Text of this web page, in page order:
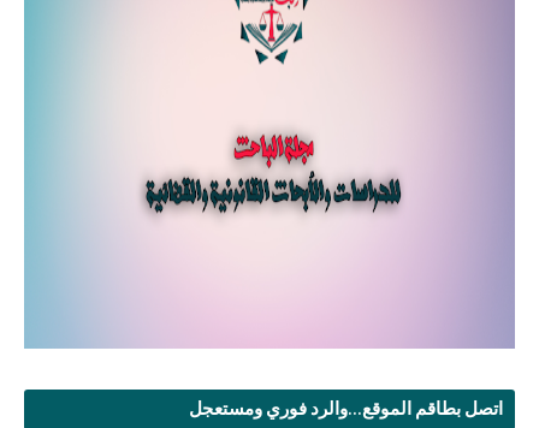
اتصل بطاقم الموقع...والرد فوري ومستعجل